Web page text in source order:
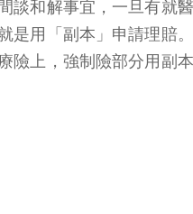
和解事宜，一旦有就
用「副本」申請理
上，強制險部分用